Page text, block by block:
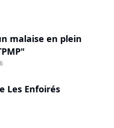
malaise en plein
Les Enfoirés